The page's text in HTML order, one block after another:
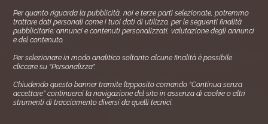
Cucinare.it è un marchio commerciale di Impiego24.it s.r.l.
copyright 2014 - 2024 P.IVA: 03406490130
Azienda certiﬁcata ISO 27001 numero: SNR 73140386/89/I
- Azienda certiﬁcata ISO 9001 numero: SNR
Gestione consensi e categorie merceologiche marketing
Per quanto riguarda la pubblicità, noi e terze parti selezionate, potremmo
trattare dati personali come i tuoi dati di utilizzo, per le seguenti finalità
pubblicitarie: annunci e contenuti personalizzati, valutazione degli annunci
e del contenuto.
Per selezionare in modo analitico soltanto alcune finalità è possibile
cliccare su “Personalizza”.
Chiudendo questo banner tramite l’apposito comando “Continua senza
accettare” continuerai la navigazione del sito in assenza di cookie o altri
strumenti di tracciamento diversi da quelli tecnici.